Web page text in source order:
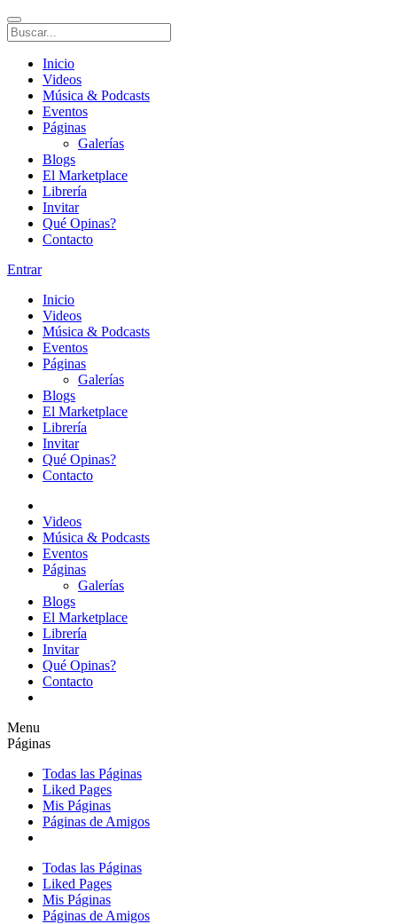
Inicio
Videos
Música & Podcasts
Eventos
Páginas
Galerías
Blogs
El Marketplace
Librería
Invitar
Qué Opinas?
Contacto
Entrar
Inicio
Videos
Música & Podcasts
Eventos
Páginas
Galerías
Blogs
El Marketplace
Librería
Invitar
Qué Opinas?
Contacto
Videos
Música & Podcasts
Eventos
Páginas
Galerías
Blogs
El Marketplace
Librería
Invitar
Qué Opinas?
Contacto
Menu
Páginas
Todas las Páginas
Liked Pages
Mis Páginas
Páginas de Amigos
Todas las Páginas
Liked Pages
Mis Páginas
Páginas de Amigos